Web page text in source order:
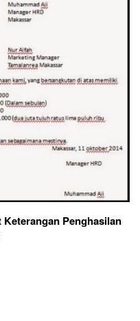
Penghasilan